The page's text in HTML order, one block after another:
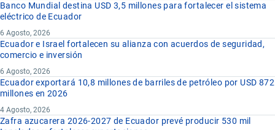
Banco Mundial destina USD 3,5 millones para fortalecer el sistema
eléctrico de Ecuador
6 Agosto, 2026
Ecuador e Israel fortalecen su alianza con acuerdos de seguridad,
comercio e inversión
6 Agosto, 2026
Ecuador exportará 10,8 millones de barriles de petróleo por USD 872
millones en 2026
4 Agosto, 2026
Zafra azucarera 2026-2027 de Ecuador prevé producir 530 mil